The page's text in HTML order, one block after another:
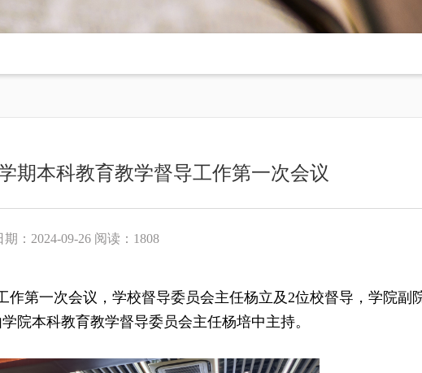
期本科教育教学督导工作第一次会议
期：2024-09-26 阅读：1808
作第一次会议，学校督导委员会主任杨立及2位校督导，学院副
院本科教育教学督导委员会主任杨培中主持。